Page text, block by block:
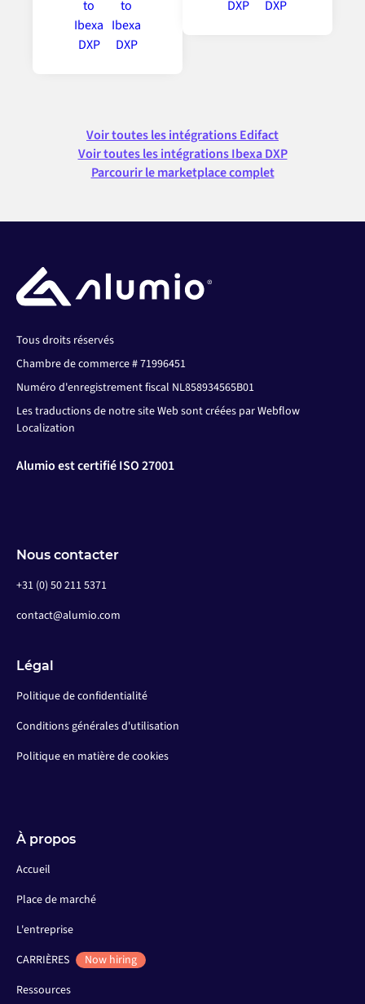
Voir toutes les intégrations Edifact
Voir toutes les intégrations Ibexa DXP
Parcourir le marketplace complet
Tous droits réservés
Chambre de commerce # 71996451
Numéro d'enregistrement fiscal NL858934565B01
Les traductions de notre site Web sont créées par Webflow
Localization
Alumio est certifié ISO 27001
Nous contacter
+31 (0) 50 211 5371
contact@alumio.com
Légal
Politique de confidentialité
Conditions générales d'utilisation
Politique en matière de cookies
À propos
Accueil
Place de marché
L'entreprise
CARRIÈRES
Now hiring
Ressources